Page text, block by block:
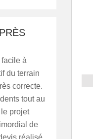
à
du terrain
correcte.
tout au
projet
de
réalisé